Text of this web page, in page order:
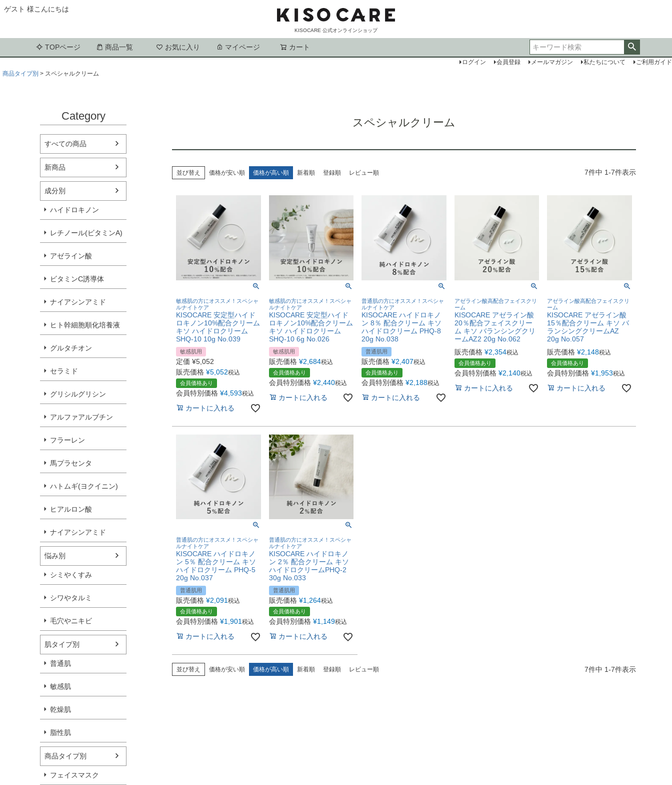
ゲスト 様こんにちは
KISOCARE 公式オンラインショップ
TOPページ 商品一覧 お気に入り マイページ カート
ログイン 会員登録 メールマガジン 私たちについて
ご利用ガイド
商品タイプ別
スペシャルクリーム
Category
すべての商品
新商品
成分別
ハイドロキノン
レチノール(ビタミンA)
アゼライン酸
ビタミンC誘導体
ナイアシンアミド
ヒト幹細胞順化培養液
グルタチオン
セラミド
グリシルグリシン
アルファアルブチン
フラーレン
馬プラセンタ
ハトムギ(ヨクイニン)
ヒアルロン酸
ナイアシンアミド
悩み別
シミやくすみ
シワやタルミ
毛穴やニキビ
肌タイプ別
普通肌
敏感肌
乾燥肌
脂性肌
商品タイプ別
フェイスマスク
スペシャルクリーム
並び替え 価格が安い順 価格が高い順 新着順 登録順 レビュー順 7件中 1-7件表示
敏感肌の方にオススメ！スペシャ
ルナイトケア
KISOCARE 安定型ハイド
ロキノン10%配合クリーム
キソ ハイドロクリーム
SHQ-10 10g No.039
敏感肌用
定価 ¥5,052
販売価格 ¥5,052税込
会員価格あり
会員特別価格 ¥4,593税込
カートに入れる
敏感肌の方にオススメ！スペシャ
ルナイトケア
KISOCARE 安定型ハイド
ロキノン10%配合クリーム
キソ ハイドロクリーム
SHQ-10 6g No.026
敏感肌用
販売価格 ¥2,684税込
会員価格あり
会員特別価格 ¥2,440税込
カートに入れる
普通肌の方にオススメ！スペシャ
ルナイトケア
KISOCARE ハイドロキノ
ン 8％ 配合クリーム キソ
ハイドロクリーム PHQ-8
20g No.038
普通肌用
販売価格 ¥2,407税込
会員価格あり
会員特別価格 ¥2,188税込
カートに入れる
アゼライン酸高配合フェイスクリ
ーム
KISOCARE アゼライン酸
20％配合フェイスクリー
ム キソ バランシングクリ
ームAZ2 20g No.062
販売価格 ¥2,354税込
会員価格あり
会員特別価格 ¥2,140税込
カートに入れる
アゼライン酸高配合フェイスクリ
ーム
KISOCARE アゼライン酸
15％配合クリーム キソ バ
ランシングクリームAZ
20g No.057
販売価格 ¥2,148税込
会員価格あり
会員特別価格 ¥1,953税込
カートに入れる
普通肌の方にオススメ！スペシャ
ルナイトケア
KISOCARE ハイドロキノ
ン 5％ 配合クリーム キソ
ハイドロクリーム PHQ-5
20g No.037
普通肌用
販売価格 ¥2,091 税込
会員価格あり
会員特別価格 ¥1,901 税込
カートに入れる
普通肌の方にオススメ！スペシャ
ルナイトケア
KISOCARE ハイドロキノ
ン 2％ 配合クリーム キソ
ハイドロクリームPHQ-2
30g No.033
普通肌用
販売価格 ¥1,264税込
会員価格あり
会員特別価格 ¥1,149税込
カートに入れる
並び替え 価格が安い順 価格が高い順 新着順 登録順 レビュー順 7件中 1-7件表示